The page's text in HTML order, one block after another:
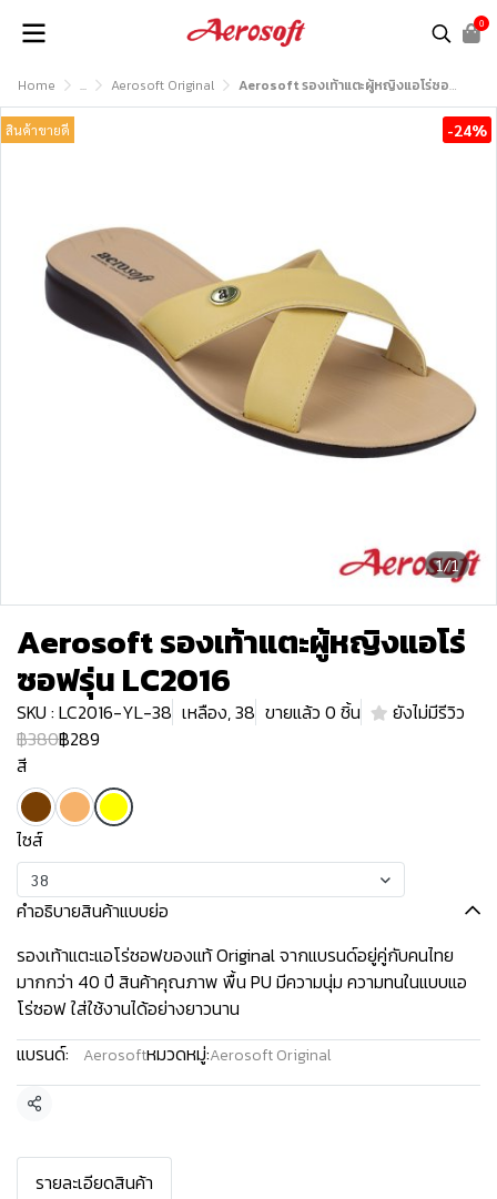
0
Home ... Aerosoft Original Aerosoft รองเท้าแตะผู้หญิงแอโร่ซอฟรุ่น LC2016
1/1
สินค้าขายดี -24%
Aerosoft รองเท้าแตะผู้หญิงแอโร่
ซอฟรุ่น LC2016
SKU : LC2016-YL-38 เหลือง, 38 ขายแล้ว 0 ชิ้น
ยังไม่มีรีวิว
฿380฿289
สี
ไซส์
38
คำอธิบายสินค้าแบบย่อ
รองเท้าแตะแอโร่ซอฟของแท้ Original จากแบรนด์อยู่คู่กับคนไทย
มากกว่า 40 ปี สินค้าคุณภาพ พื้น PU มีความนุ่ม ความทนในแบบแอ
โร่ซอฟ ใส่ใช้งานได้อย่างยาวนาน
แบรนด์:
Aerosoftหมวดหมู่:Aerosoft Original
แชร์
รายละเอียดสินค้า